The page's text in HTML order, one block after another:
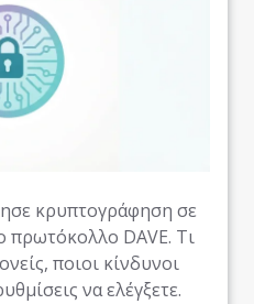
κρυπτογράφηση σε
πρωτόκολλο DAVE. Τι
ποιοι κίνδυνοι
να ελέγξετε.